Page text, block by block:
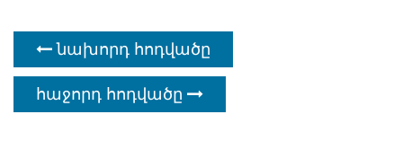
նախորդ հոդվածը
հաջորդ հոդվածը